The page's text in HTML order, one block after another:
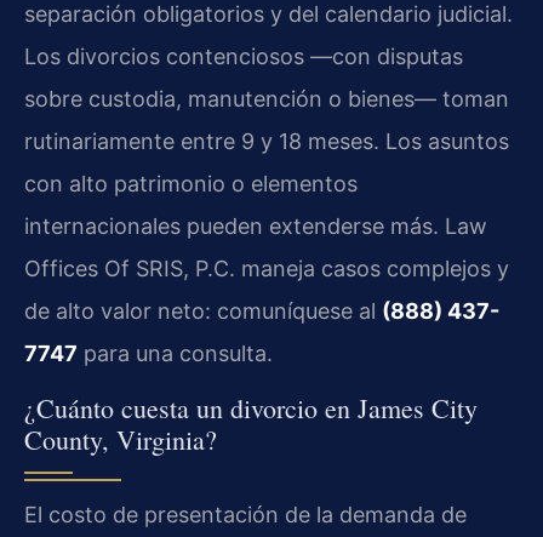
separación obligatorios y del calendario judicial.
Los divorcios contenciosos —con disputas
sobre custodia, manutención o bienes— toman
rutinariamente entre 9 y 18 meses. Los asuntos
con alto patrimonio o elementos
internacionales pueden extenderse más. Law
Offices Of SRIS, P.C. maneja casos complejos y
de alto valor neto: comuníquese al (888) 437-
7747 para una consulta.
¿Cuánto cuesta un divorcio en James City
County, Virginia?
El costo de presentación de la demanda de